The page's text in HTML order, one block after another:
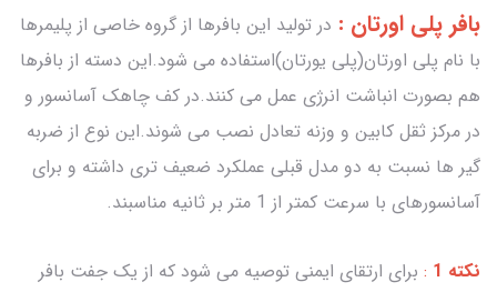
بافر پلی اورتان : در تولید این بافرها از گروه خاصی از پلیمرها
با نام پلی اورتان(پلی یورتان)استفاده می شود.این دسته از بافرها
هم بصورت انباشت انرژی عمل می کنند.در کف چاهک آسانسور و
در مرکز ثقل کابین و وزنه تعادل نصب می شوند.این نوع از ضربه
گیر ها نسبت به دو مدل قبلی عملکرد ضعیف تری داشته و برای
آسانسورهای با سرعت کمتر از 1 متر بر ثانیه مناسبند.
نکته 1 : برای ارتقای ایمنی توصیه می شود که از یک جفت بافر